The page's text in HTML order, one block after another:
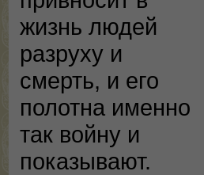
жизнь людей
разруху и
смерть, и его
полотна именно
так войну и
показывают.